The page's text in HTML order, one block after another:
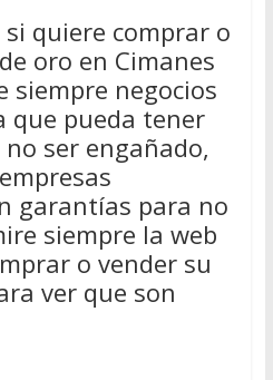
quiere comprar o
oro en Cimanes
siempre negocios
que pueda tener
ser engañado,
garantías para no
siempre la web
o vender su
ver que son